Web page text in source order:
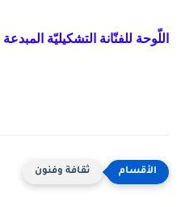
اللّوحة للفنّانة التشكيليّة المبدعة
ثقافة وفنون